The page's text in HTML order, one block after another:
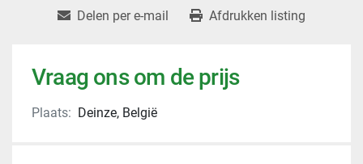
Delen per e-mail Afdrukken listing
Vraag ons om de prijs
Plaats: Deinze, België